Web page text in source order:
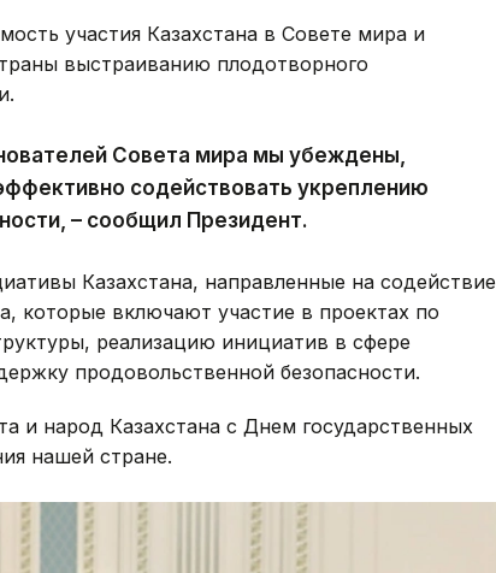
участия Казахстана в Совете мира и
выстраиванию плодотворного
Совета мира мы убеждены,
содействовать укреплению
– сообщил Президент.
Казахстана, направленные на содействие
которые включают участие в проектах по
реализацию инициатив в сфере
продовольственной безопасности.
и народ Казахстана с Днем государственных
нашей стране.